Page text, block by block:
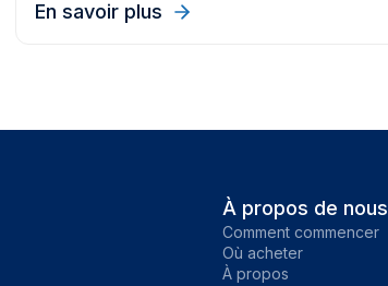
En savoir plus
À propos de nous
Comment commencer
Où acheter
À propos